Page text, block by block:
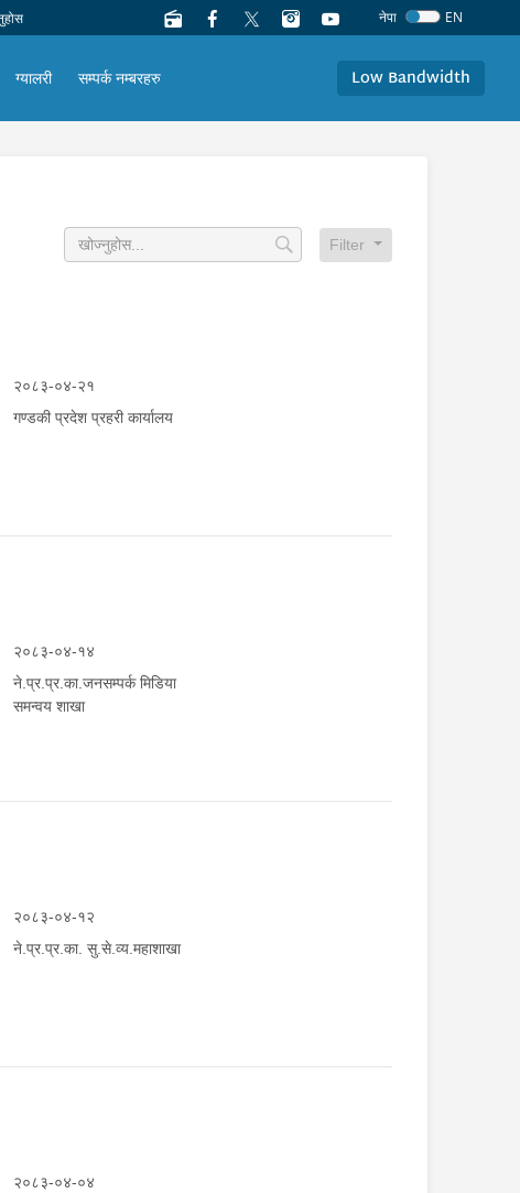
नेपा EN
ग्यालरी सम्पर्क नम्बरहरु Low Bandwidth
Filter
२०८३-०४-२१
गण्डकी प्रदेश प्रहरी कार्यालय
२०८३-०४-१४
ने.प्र.प्र.का.जनसम्पर्क मिडिया
समन्वय शाखा
२०८३-०४-१२
ने.प्र.प्र.का. सु.से.व्य.महाशाखा
२०८३-०४-०४